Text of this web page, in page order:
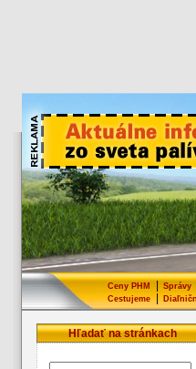
Ceny PHM Správy
Cestujeme|
Hľadať na stránkach